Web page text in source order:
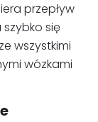
przepływ
się
wszystkimi
wózkami